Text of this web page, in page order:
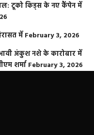
टूको किड्स के नए कैंपेन में
में February 3, 2026
अंकुश नशे के कारोबार में
शर्मा February 3, 2026